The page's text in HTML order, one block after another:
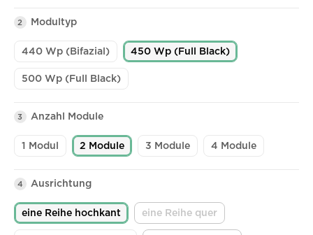
2 Modultyp
440 Wp (Bifazial) 450 Wp (Full Black)
500 Wp (Full Black)
3 Anzahl Module
1 Modul 2 Module 3 Module 4 Module
4 Ausrichtung
eine Reihe hochkant eine Reihe quer
(Diese Option ist zurzeit nicht